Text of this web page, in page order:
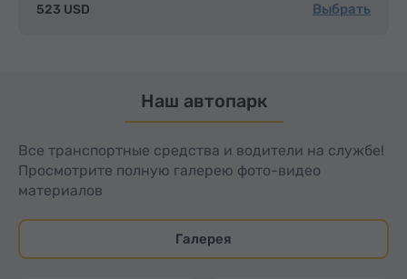
523 USD Выбрать
Наш автопарк
Все транспортные средства и водители на службе!
Просмотрите полную галерею фото-видео
материалов
Галерея